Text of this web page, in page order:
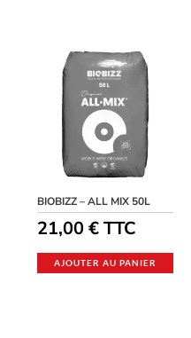
BIOBIZZ – ALL MIX 50L
21,00€ TTC
AJOUTER AU PANIER